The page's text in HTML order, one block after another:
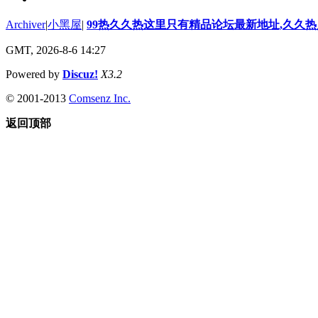
Archiver|小黑屋| 99热久久热这里只有精品论坛最新地址,久久
GMT, 2026-8-6 14:27
Powered by Discuz! X3.2
© 2001-2013 Comsenz Inc.
返回顶部